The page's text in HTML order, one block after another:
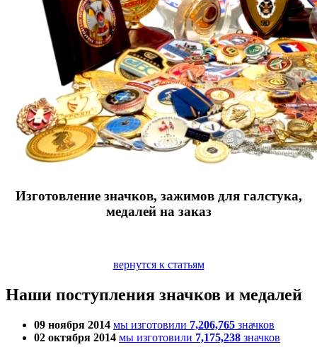
Изготовление значков, зажимов для галстука,
медалей на заказ
вернутся к статьям
Наши поступления значков и медалей
09 ноября 2014 мы изготовили 7,206,765 значков
02 октября 2014 мы изготовили 7,175,238 значков